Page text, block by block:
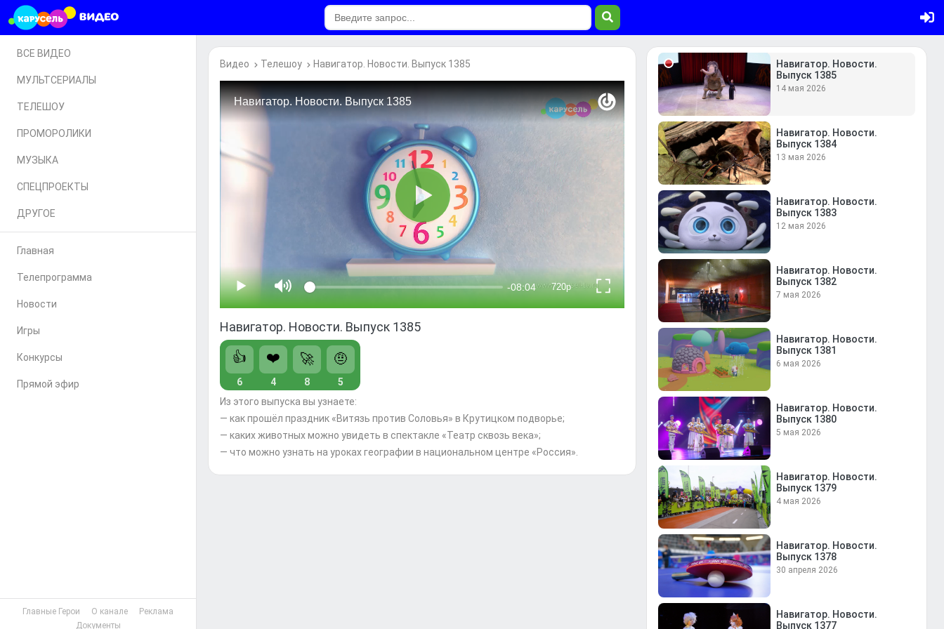
ВСЕ ВИДЕО
МУЛЬТСЕРИАЛЫ
ТЕЛЕШОУ
ПРОМОРОЛИКИ
МУЗЫКА
СПЕЦПРОЕКТЫ
ДРУГОЕ
Главная
Телепрограмма
Новости
Игры
Конкурсы
Прямой эфир
Главные Герои О канале
Реклама
Документы
Видео Телешоу Навигатор. Новости. Выпуск 1385
Навигатор. Новости. Выпуск 1385
👍
6
❤️
4
🚀
8
🤨
5
Из этого выпуска вы узнаете:
— как прошёл праздник «Витязь против Соловья» в Крутицком подворье;
— каких животных можно увидеть в спектакле «Театр сквозь века»;
— что можно узнать на уроках географии в национальном центре «Россия».
Навигатор. Новости.
Выпуск 1385
14 мая 2026
Навигатор. Новости.
Выпуск 1384
13 мая 2026
Навигатор. Новости.
Выпуск 1383
12 мая 2026
Навигатор. Новости.
Выпуск 1382
7 мая 2026
Навигатор. Новости.
Выпуск 1381
6 мая 2026
Навигатор. Новости.
Выпуск 1380
5 мая 2026
Навигатор. Новости.
Выпуск 1379
4 мая 2026
Навигатор. Новости.
Выпуск 1378
30 апреля 2026
Навигатор. Новости.
Выпуск 1377